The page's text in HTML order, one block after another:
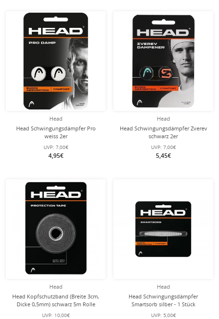
Head
Head Schwingungsdämpfer Pro
weiss 2er
UVP: 7,00€
4,95€
Head
Head Schwingungsdämpfer Zverev
schwarz 2er
UVP: 7,00€
5,45€
Head
Head Kopfschutzband (Breite 3cm,
Dicke 0,5mm) schwarz 5m Rolle
UVP: 10,00€
Head
Head Schwingungsdämpfer
Smartsorb silber - 1 Stück
UVP: 5,00€